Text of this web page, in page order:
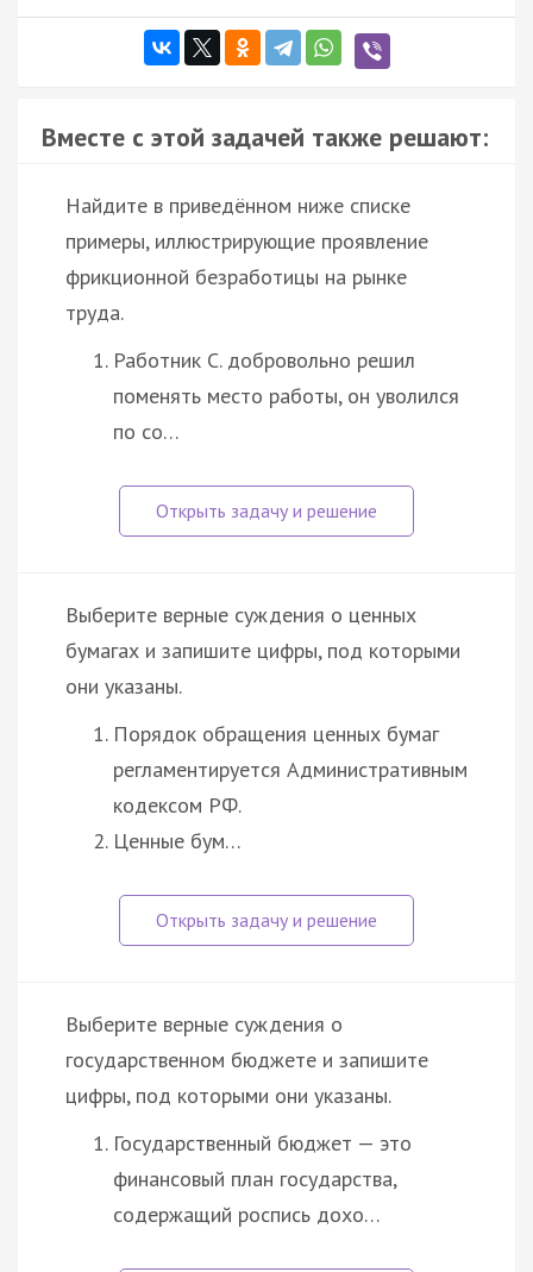
Вместе с этой задачей также решают:
Найдите в приведённом ниже списке
примеры, иллюстрирующие проявление
фрикционной безработицы на рынке
труда.
Работник С. добровольно решил
поменять место работы, он уволился
по со…
Выберите верные суждения о ценных
бумагах и запишите цифры, под которыми
они указаны.
Порядок обращения ценных бумаг
регламентируется Административным
кодексом РФ.
Ценные бум…
Выберите верные суждения о
государственном бюджете и запишите
цифры, под которыми они указаны.
Государственный бюджет — это
финансовый план государства,
содержащий роспись дохо…